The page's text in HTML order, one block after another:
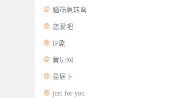
 脑筋急转弯
 恋爱吧
 IP剧
 黄历网
 易居卜
 just for you